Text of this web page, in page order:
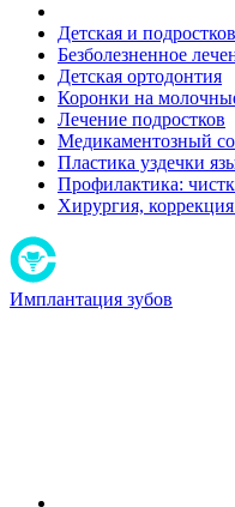
Детская и
Безболезненное
Детская ортодонтия
Коронки на
Лечение подростков
Медикаментозный
Пластика уздечки
Профилактика:
Хирургия,
Имплантация зубов